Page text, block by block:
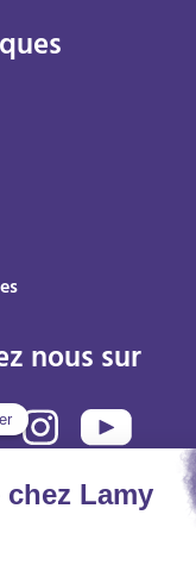
nous sur